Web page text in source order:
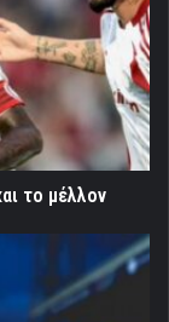
το μέλλον